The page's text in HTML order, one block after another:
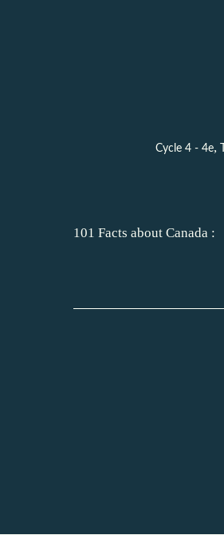
Cycle 4 - 4e,
101 Facts about Canada :